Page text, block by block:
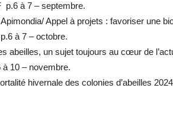
p.6 à 7 – septembre.
Appel à projets : favoriser une
à 7 – octobre.
abeilles, un sujet toujours au cœur de
10 – novembre.
hivernale des colonies d’abeilles